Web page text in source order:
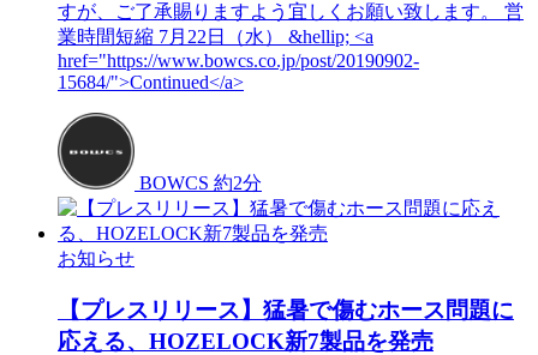
すが、ご了承賜りますよう宜しくお願い致します。 営
業時間短縮 7月22日（水） &hellip; <a
href="https://www.bowcs.co.jp/post/20190902-
15684/">Continued</a>
BOWCS 約2分
お知らせ
【プレスリリース】猛暑で傷むホース問題に
応える、HOZELOCK新7製品を発売